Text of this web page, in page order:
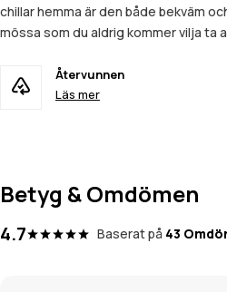
chillar hemma är den både bekväm
mössa som du aldrig kommer vilja ta
Återvunnen
Läs mer
Betyg & Omdömen
4.7 Baserat på 43